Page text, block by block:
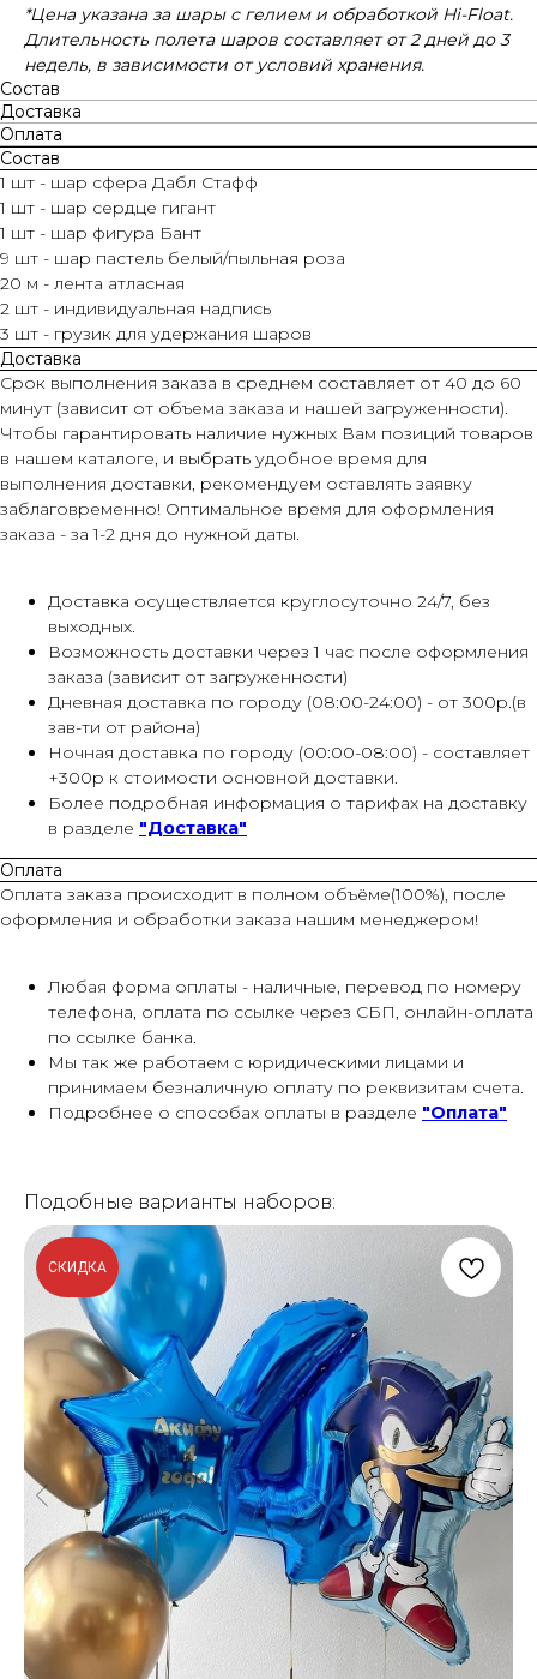
*Цена указана за шары с гелием и обработкой Hi-Float.
Длительность полета шаров составляет от 2 дней до 3
недель, в зависимости от условий хранения.
Состав
Доставка
Оплата
Состав
1 шт - шар сфера Дабл Стафф
1 шт - шар сердце гигант
1 шт - шар фигура Бант
9 шт - шар пастель белый/пыльная роза
20 м - лента атласная
2 шт - индивидуальная надпись
3 шт - грузик для удержания шаров
Доставка
Срок выполнения заказа в среднем составляет от 40 до 60
минут (зависит от объема заказа и нашей загруженности).
Чтобы гарантировать наличие нужных Вам позиций товаров
в нашем каталоге, и выбрать удобное время для
выполнения доставки, рекомендуем оставлять заявку
заблаговременно! Оптимальное время для оформления
заказа - за 1-2 дня до нужной даты.
Доставка осуществляется круглосуточно 24/7, без
выходных.
Возможность доставки через 1 час после оформления
заказа (зависит от загруженности)
Дневная доставка по городу (08:00-24:00) - от 300р.(в
зав-ти от района)
Ночная доставка по городу (00:00-08:00) - составляет
+300р к стоимости основной доставки.
Более подробная информация о тарифах на доставку
в разделе "Доставка"
Оплата
Оплата заказа происходит в полном объёме(100%), после
оформления и обработки заказа нашим менеджером!
Любая форма оплаты - наличные, перевод по номеру
телефона, оплата по ссылке через СБП, онлайн-оплата
по ссылке банка.
Мы так же работаем с юридическими лицами и
принимаем безналичную оплату по реквизитам счета.
Подробнее о способах оплаты в разделе "Оплата"
Подобные варианты наборов:
СКИДКА